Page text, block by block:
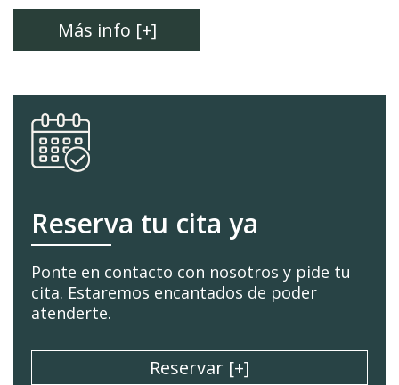
Más info [+]
Reserva tu cita ya
Ponte en contacto con nosotros y pide tu
cita. Estaremos encantados de poder
atenderte.
Reservar [+]